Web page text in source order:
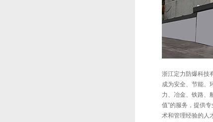
浙江定力防爆科技
成为安全、节能、
力、冶金、铁路、
值”的服务，提供
术和管理经验的人